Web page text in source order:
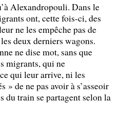
Alexandropouli. Dans le
ont, cette fois-ci, des
ne les empêche pas de
deux derniers wagons.
ne dise mot, sans que
migrants, qui ne
qui leur arrive, ni les
» de ne pas avoir à s’asseoir
du train se partagent selon la